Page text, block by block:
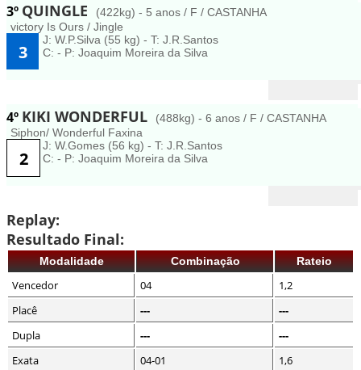
3º QUINGLE
(422kg) - 5 anos / F / CASTANHA
victory Is Ours / Jingle
3
J: W.P.Silva (55 kg) - T: J.R.Santos
C: - P: Joaquim Moreira da Silva
4º KIKI WONDERFUL
(488kg) - 6 anos / F / CASTANHA
Siphon/ Wonderful Faxina
2
J: W.Gomes (56 kg) - T: J.R.Santos
C: - P: Joaquim Moreira da Silva
Replay:
Resultado Final:
Modalidade Combinação Rateio
Vencedor 04
1,2
Placê
---
---
Dupla
---
---
Exata
04-01
1,6